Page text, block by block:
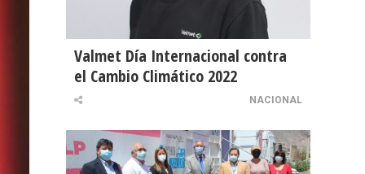
Valmet Día Internacional contra
el Cambio Climático 2022
NACIONAL